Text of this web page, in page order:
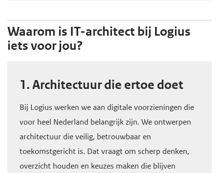
Waarom is IT-architect bij Logius
iets voor jou?
1. Architectuur die ertoe doet
Bij Logius werken we aan digitale voorzieningen die
voor heel Nederland belangrijk zijn. We ontwerpen
architectuur die veilig, betrouwbaar en
toekomstgericht is. Dat vraagt om scherp denken,
overzicht houden en keuzes maken die blijven